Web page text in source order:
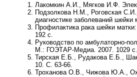
Лакомкин А.И., Мягков И.Ф.
Подзолкова Н.М., Роговская
диагностике заболеваний
Профилактика рака шейки
192 с.
Руководство по амбулаторно-
М.: ГОЭТАР-Медиа. 2007. 1029 с.
Тирская Е.Б., Рудакова Е.Б.,
10. С. 63-66.
Троханова О.В., Чижова Ю.А.,